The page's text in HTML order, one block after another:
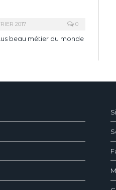
2017 0
beau métier du monde